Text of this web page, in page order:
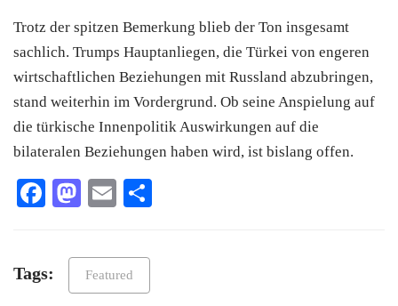
Trotz der spitzen Bemerkung blieb der Ton insgesamt
sachlich. Trumps Hauptanliegen, die Türkei von engeren
wirtschaftlichen Beziehungen mit Russland abzubringen,
stand weiterhin im Vordergrund. Ob seine Anspielung auf
die türkische Innenpolitik Auswirkungen auf die
bilateralen Beziehungen haben wird, ist bislang offen.
Facebook
Mastodon
Email
Tags: Featured